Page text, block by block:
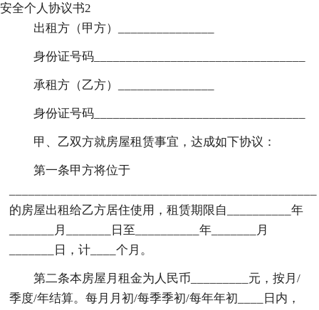
安全个人协议书2
出租方（甲方）_______________
身份证号码_________________________________
承租方（乙方）_______________
身份证号码_________________________________
甲、乙双方就房屋租赁事宜，达成如下协议：
第一条甲方将位于
的房屋出租给乙方居住使用，租赁期限自__________年
_______月_______日至__________年_______月
_______日，计____个月。
第二条本房屋月租金为人民币_________元，按月/
季度/年结算。每月月初/每季季初/每年年初____日内，